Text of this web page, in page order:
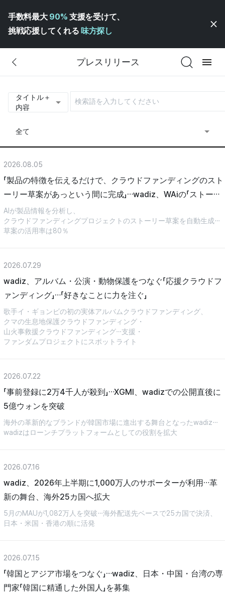
手数料最大 90% 支援を受けて、
挑戦応援してくれる 味方探し
プレスリリース
タイトル＋
内容
全て
2026.08.05
「製品の特徴を伝えるだけで、クラウドファンディングのスト
ーリー草案があっという間に完成」…wadiz、WAiの「ストーリ
ー生成AI」を発表
AIが製品情報を分析し、
クラウドファンディングプロジェクトのストーリー草案を自動生成…
草案の活用率は80％
2026.07.29
wadiz、アルバム・公演・動物保護をつなぐ「応援クラウドフ
ァンディング」…「好きなことに力を注ぐ」
歌手イ・ギョンビの初の実体アルバムクラウドファンディング、
クマの生息地保護クラウドファンディング・
山火事救援クラウドファンディング…支援・
ファンダムプロジェクトにスポットライト
2026.07.22
「事前登録に2万4千人が殺到」…XGMI、wadizでの公開直後に
5億ウォンを突破
海外の革新的なブランドが韓国市場に進出する舞台となったwadiz…
wadizはローンチプラットフォームとしての役割を拡大
2026.07.16
wadiz、2026年上半期に1,000万人のサポーターが利用…革
新の舞台、海外25カ国へ拡大
5月のMAUが1,082万人を突破…海外配送先ベースで25カ国で決済、
日本・米国・香港の順に活発
2026.07.15
「韓国とアジア市場をつなぐ」…wadiz、日本・中国・台湾の専
門家「韓国に精通した外国人」を募集